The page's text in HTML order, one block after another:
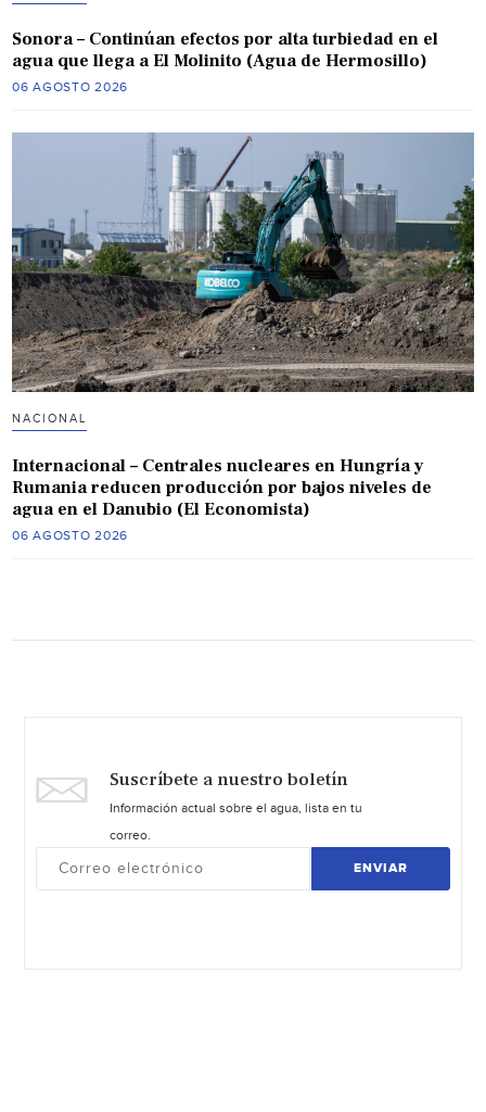
Sonora – Continúan efectos por alta turbiedad en el
agua que llega a El Molinito (Agua de Hermosillo)
06 AGOSTO 2026
NACIONAL
Internacional – Centrales nucleares en Hungría y
Rumania reducen producción por bajos niveles de
agua en el Danubio (El Economista)
06 AGOSTO 2026
Suscríbete a nuestro boletín
Información actual sobre el agua, lista en tu
correo.
ENVIAR